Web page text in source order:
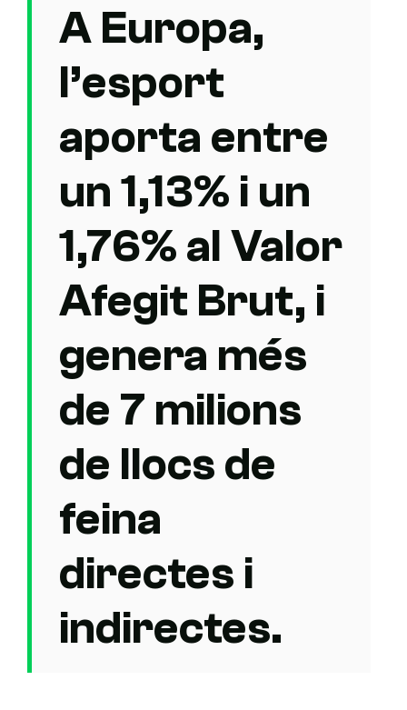
A Europa,
l’esport
aporta entre
un 1,13% i un
1,76% al Valor
Afegit Brut, i
genera més
de 7 milions
de llocs de
feina
directes i
indirectes.